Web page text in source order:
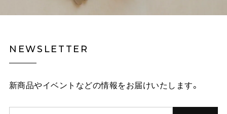
NEWSLETTER
新商品やイベントなどの情報をお届けいたします。